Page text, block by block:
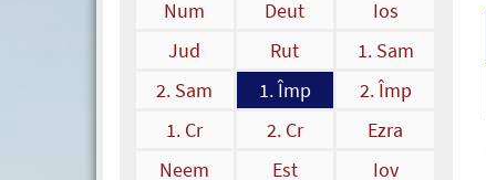
Num
Deut
Ios
Jud
Rut
1. Sam
2. Sam
1. Împ
2. Împ
1. Cr
2. Cr
Ezra
Neem
Est
Iov